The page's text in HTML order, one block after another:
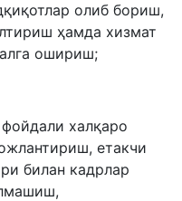
олиб бориш,
ҳамда хизмат
ошириш;
халқаро
етакчи
билан кадрлар